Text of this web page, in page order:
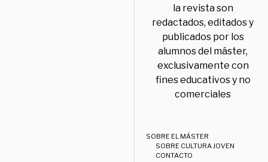
la revista son
redactados, editados y
publicados por los
alumnos del máster,
exclusivamente con
fines educativos y no
comerciales
SOBRE EL MÁSTER
SOBRE CULTURA JOVEN
CONTACTO